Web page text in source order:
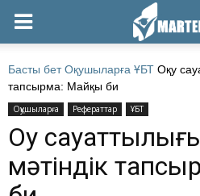
Басты бет Оқушыларға ҰБТ Оқу
тапсырма: Майқы би
Оқушыларға Рефераттар ҰБТ
Оқу
мәтіндік